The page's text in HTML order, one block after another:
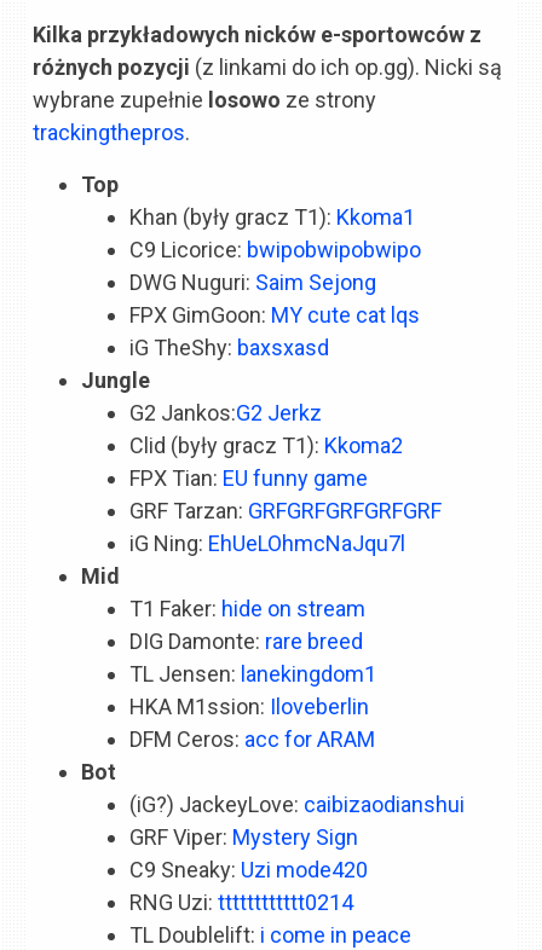
Kilka przykładowych nicków e-sportowców z
różnych pozycji (z linkami do ich op.gg). Nicki są
wybrane zupełnie losowo ze strony
trackingthepros.
Top
Khan (były gracz T1): Kkoma1
C9 Licorice: bwipobwipobwipo
DWG Nuguri: Saim Sejong
FPX GimGoon: MY cute cat lqs
iG TheShy: baxsxasd
Jungle
G2 Jankos:G2 Jerkz
Clid (były gracz T1): Kkoma2
FPX Tian: EU funny game
GRF Tarzan: GRFGRFGRFGRFGRF
iG Ning: EhUeLOhmcNaJqu7l
Mid
T1 Faker: hide on stream
DIG Damonte: rare breed
TL Jensen: lanekingdom1
HKA M1ssion: Iloveberlin
DFM Ceros: acc for ARAM
Bot
(iG?) JackeyLove: caibizaodianshui
GRF Viper: Mystery Sign
C9 Sneaky: Uzi mode420
RNG Uzi:tttttttttttt0214
TL Doublelift: i come in peace